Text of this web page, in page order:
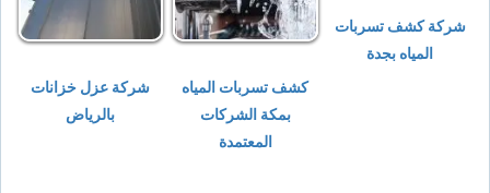
شركة كشف تسربات
المياه بجدة
كشف تسربات المياه
بمكة الشركات
المعتمدة
شركة عزل خزانات
بالرياض